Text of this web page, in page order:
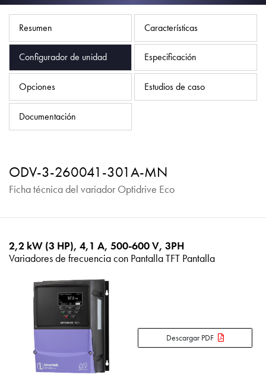
Resumen Características
Configurador de unidad Especificación
Opciones Estudios de caso
Documentación
ODV-3-260041-301A-MN
Ficha técnica del variador Optidrive Eco
2,2 kW (3 HP), 4,1 A, 500-600 V, 3PH
Variadores de frecuencia con Pantalla TFT Pantalla
Descargar PDF
Política de privacidad
Mapa del sitio
iSource